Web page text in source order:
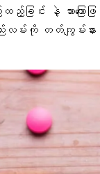
ည့်ခြင်း နဲ့ သားကြေ
းလမ်း ကို တတ်ကျွမ်းန